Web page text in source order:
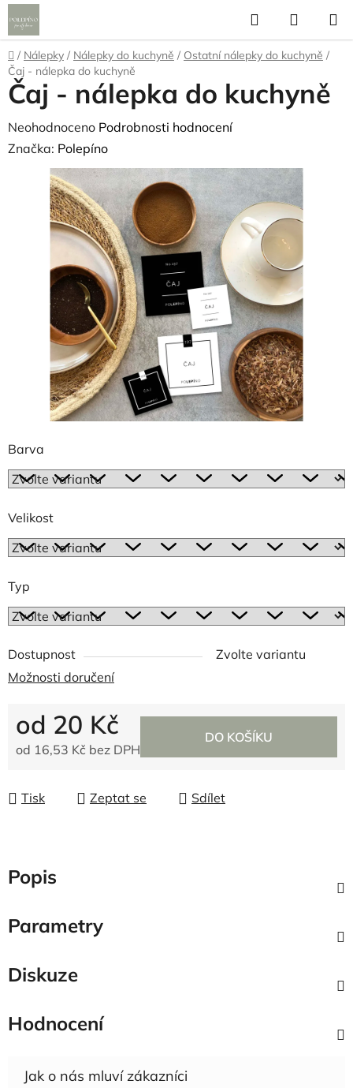
Přejít
na
obsah
Hledat
KOŠÍK
Domů
/ Nálepky / Nálepky do kuchyně / Ostatní nálepky do kuchyně /
Čaj - nálepka do kuchyně
Barva
Velikost
Typ
Dostupnost
Zvolte variantu
Možnosti doručení
od 20 Kč
od 16,53 Kč bez DPH
DO KOŠÍKU
Tisk Zeptat se Sdílet
Čaj - nálepka do kuchyně
Průměrné
hodnocení
produktu
hvězdiček.
Neohodnoceno Podrobnosti hodnocení
Značka: Polepíno
Popis
Parametry
Diskuze
Hodnocení